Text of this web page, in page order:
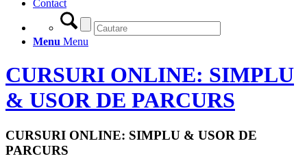
Contact
Menu Menu
CURSURI ONLINE: SIMPLU
& USOR DE PARCURS
CURSURI ONLINE: SIMPLU & USOR DE
PARCURS